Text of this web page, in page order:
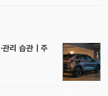
관리 습관｜주